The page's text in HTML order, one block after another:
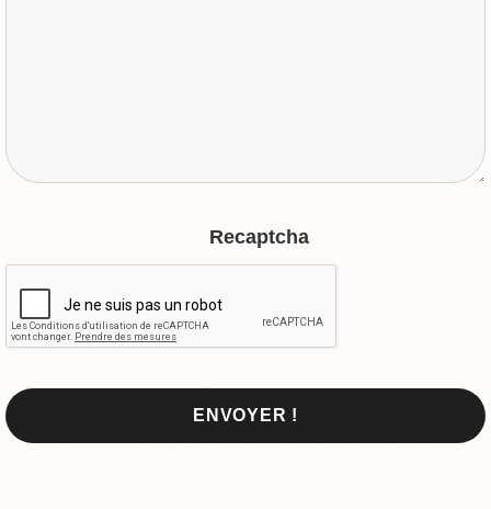
Recaptcha